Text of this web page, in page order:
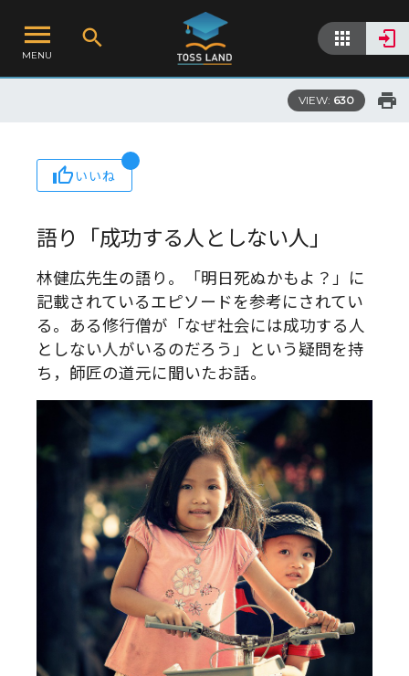
MENU
VIEW: 630
いいね
語り「成功する人としない人」
林健広先生の語り。「明日死ぬかもよ？」に
記載されているエピソードを参考にされてい
る。ある修行僧が「なぜ社会には成功する人
としない人がいるのだろう」という疑問を持
ち，師匠の道元に聞いたお話。